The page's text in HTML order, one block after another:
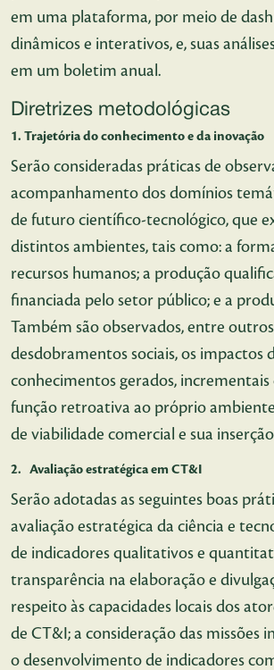
em uma plataforma, por meio de
dinâmicos e interativos, e, suas
em um boletim anual.
Diretrizes metodológicas
1. Trajetória do conhecimento e da inovação
Serão consideradas práticas de
acompanhamento dos domínios
de futuro científico-tecnológico, que
distintos ambientes, tais como: a
recursos humanos; a produção
financiada pelo setor público; e a
Também são observados, entre outros
desdobramentos sociais, os impactos
conhecimentos gerados, incrementais
função retroativa ao próprio
de viabilidade comercial e sua
2. Avaliação estratégica em CT&I
Serão adotadas as seguintes boas
avaliação estratégica da ciência e
de indicadores qualitativos e
transparência na elaboração e
respeito às capacidades locais dos
de CT&I; a consideração das missões
o desenvolvimento de indicadores